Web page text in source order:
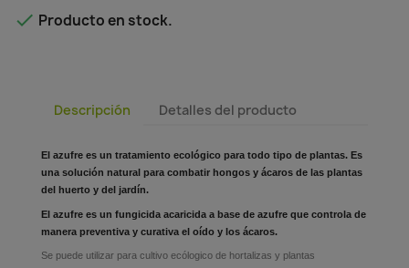
 Producto en stock.
Descripción Detalles del producto
El azufre es un tratamiento ecológico para todo tipo de plantas. Es
una solución natural para combatir hongos y ácaros de las plantas
del huerto y del jardín.
El azufre es un fungicida acaricida a base de azufre que controla de
manera preventiva y curativa el oído y los ácaros.
Se puede utilizar para cultivo ecólogico de hortalizas y plantas